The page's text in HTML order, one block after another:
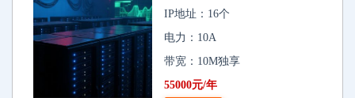
IP地址：16个
电力：10A
带宽：10M独享
55000元/年